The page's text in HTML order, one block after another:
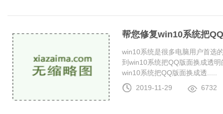
帮您修复win10系统把
win10系统是很多电脑用户首选
到win10系统把QQ版面换成透
win10系统把QQ版面换成透.....
2019-11-29
6732